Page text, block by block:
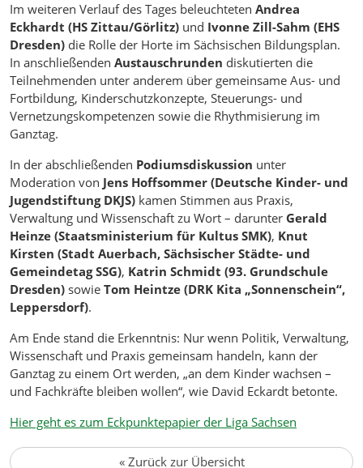
Im weiteren Verlauf des Tages beleuchteten Andrea
Eckhardt (HS Zittau/Görlitz) und Ivonne Zill-Sahm (EHS
Dresden) die Rolle der Horte im Sächsischen Bildungsplan.
In anschließenden Austauschrunden diskutierten die
Teilnehmenden unter anderem über gemeinsame Aus- und
Fortbildung, Kinderschutzkonzepte, Steuerungs- und
Vernetzungskompetenzen sowie die Rhythmisierung im
Ganztag.
In der abschließenden Podiumsdiskussion unter
Moderation von Jens Hoffsommer (Deutsche Kinder- und
Jugendstiftung DKJS) kamen Stimmen aus Praxis,
Verwaltung und Wissenschaft zu Wort – darunter Gerald
Heinze (Staatsministerium für Kultus SMK), Knut
Kirsten (Stadt Auerbach, Sächsischer Städte- und
Gemeindetag SSG), Katrin Schmidt (93. Grundschule
Dresden) sowie Tom Heintze (DRK Kita „Sonnenschein“,
Leppersdorf).
Am Ende stand die Erkenntnis: Nur wenn Politik, Verwaltung,
Wissenschaft und Praxis gemeinsam handeln, kann der
Ganztag zu einem Ort werden, „an dem Kinder wachsen –
und Fachkräfte bleiben wollen“, wie David Eckardt betonte.
Hier geht es zum Eckpunktepapier der Liga Sachsen
«Zurück zur Übersicht